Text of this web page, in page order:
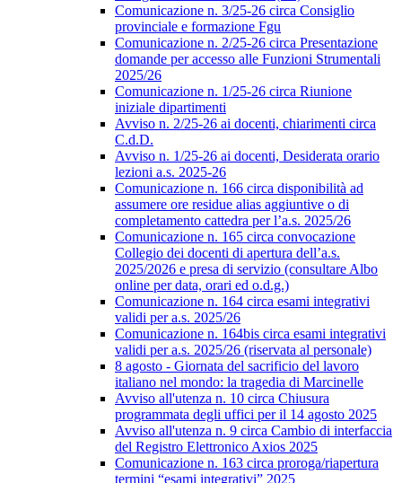
Comunicazione n. 3/25-26 circa Consiglio
provinciale e formazione Fgu
Comunicazione n. 2/25-26 circa Presentazione
domande per accesso alle Funzioni Strumentali
2025/26
Comunicazione n. 1/25-26 circa Riunione
iniziale dipartimenti
Avviso n. 2/25-26 ai docenti, chiarimenti circa
C.d.D.
Avviso n. 1/25-26 ai docenti, Desiderata orario
lezioni a.s. 2025-26
Comunicazione n. 166 circa disponibilità ad
assumere ore residue alias aggiuntive o di
completamento cattedra per l’a.s. 2025/26
Comunicazione n. 165 circa convocazione
Collegio dei docenti di apertura dell’a.s.
2025/2026 e presa di servizio (consultare Albo
online per data, orari ed o.d.g.)
Comunicazione n. 164 circa esami integrativi
validi per a.s. 2025/26
Comunicazione n. 164bis circa esami integrativi
validi per a.s. 2025/26 (riservata al personale)
8 agosto - Giornata del sacrificio del lavoro
italiano nel mondo: la tragedia di Marcinelle
Avviso all'utenza n. 10 circa Chiusura
programmata degli uffici per il 14 agosto 2025
Avviso all'utenza n. 9 circa Cambio di interfaccia
del Registro Elettronico Axios 2025
Comunicazione n. 163 circa proroga/riapertura
termini “esami integrativi” 2025